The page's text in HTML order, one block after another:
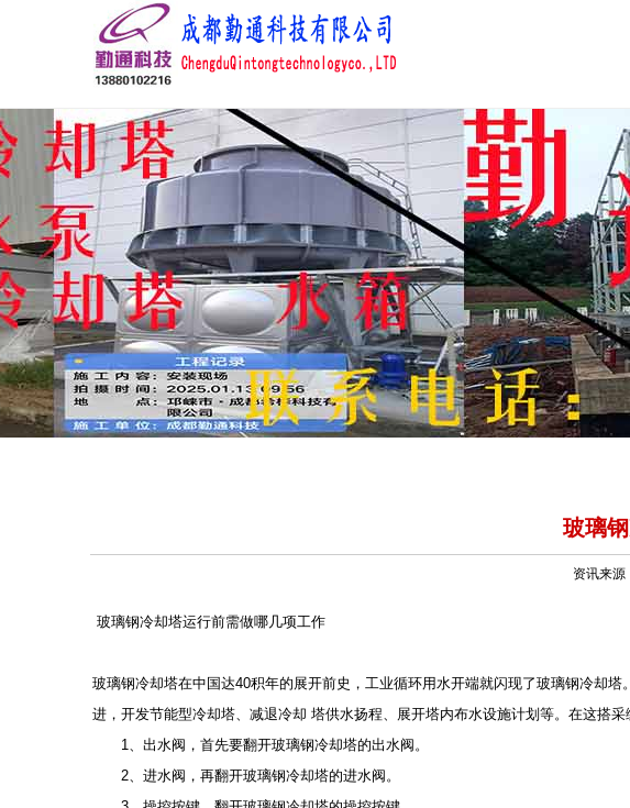
玻璃
资讯来
玻璃钢冷却塔运行前需做哪几项工作
玻璃钢冷却塔在中国达40积年的展开前史，工业循环用水开端就闪现了玻璃钢冷却
进，开发节能型冷却塔、减退冷却 塔供水扬程、展开塔内布水设施计划等。在这搭
1、出水阀，首先要翻开玻璃钢冷却塔的出水阀。
2、进水阀，再翻开玻璃钢冷却塔的进水阀。